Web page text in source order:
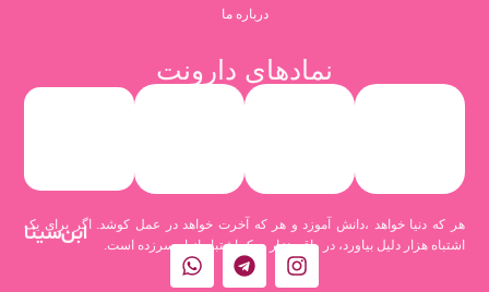
درباره ما
نمادهای دارونت
هر که دنیا خواهد ،دانش آموزد و هر که آخرت خواهد در عمل کوشد. اگر برای یک
اشتباه هزار دلیل بیاورد، در واقع هزار و یک اشتباه از او سرزده است.
ابن‌سینا